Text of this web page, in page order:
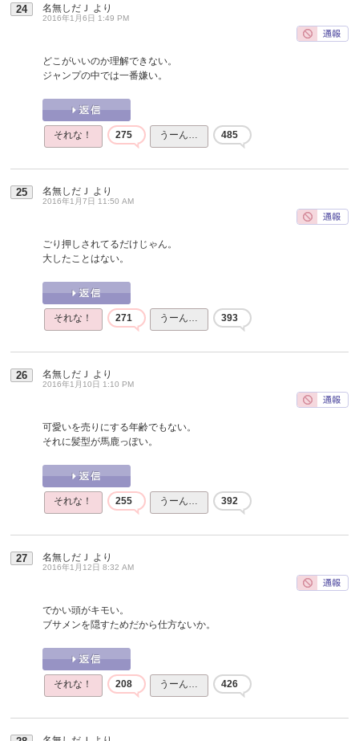
24 名無しだＪ より
2016年1月6日 1:49 PM
どこがいいのか理解できない。
ジャンプの中では一番嫌い。
それな！ 275 うーん… 485
25 名無しだＪ より
2016年1月7日 11:50 AM
ごり押しされてるだけじゃん。
大したことはない。
それな！ 271 うーん… 393
26 名無しだＪ より
2016年1月10日 1:10 PM
可愛いを売りにする年齢でもない。
それに髪型が馬鹿っぽい。
それな！ 255 うーん… 392
27 名無しだＪ より
2016年1月12日 8:32 AM
でかい頭がキモい。
ブサメンを隠すためだから仕方ないか。
それな！ 208 うーん… 426